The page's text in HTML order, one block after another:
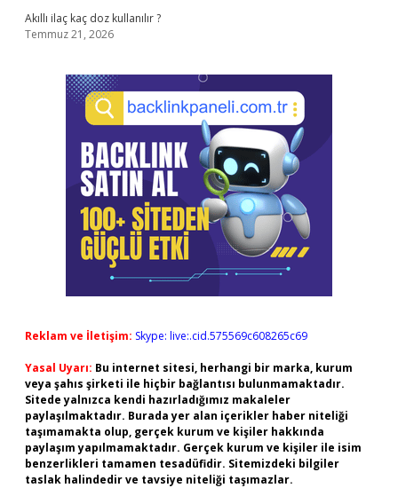
Akıllı ilaç kaç doz kullanılır ?
Temmuz 21, 2026
Reklam ve İletişim: Skype: live:.cid.575569c608265c69
Yasal Uyarı: Bu internet sitesi, herhangi bir marka, kurum
veya şahıs şirketi ile hiçbir bağlantısı bulunmamaktadır.
Sitede yalnızca kendi hazırladığımız makaleler
paylaşılmaktadır. Burada yer alan içerikler haber niteliği
taşımamakta olup, gerçek kurum ve kişiler hakkında
paylaşım yapılmamaktadır. Gerçek kurum ve kişiler ile isim
benzerlikleri tamamen tesadüfidir. Sitemizdeki bilgiler
taslak halindedir ve tavsiye niteliği taşımazlar.